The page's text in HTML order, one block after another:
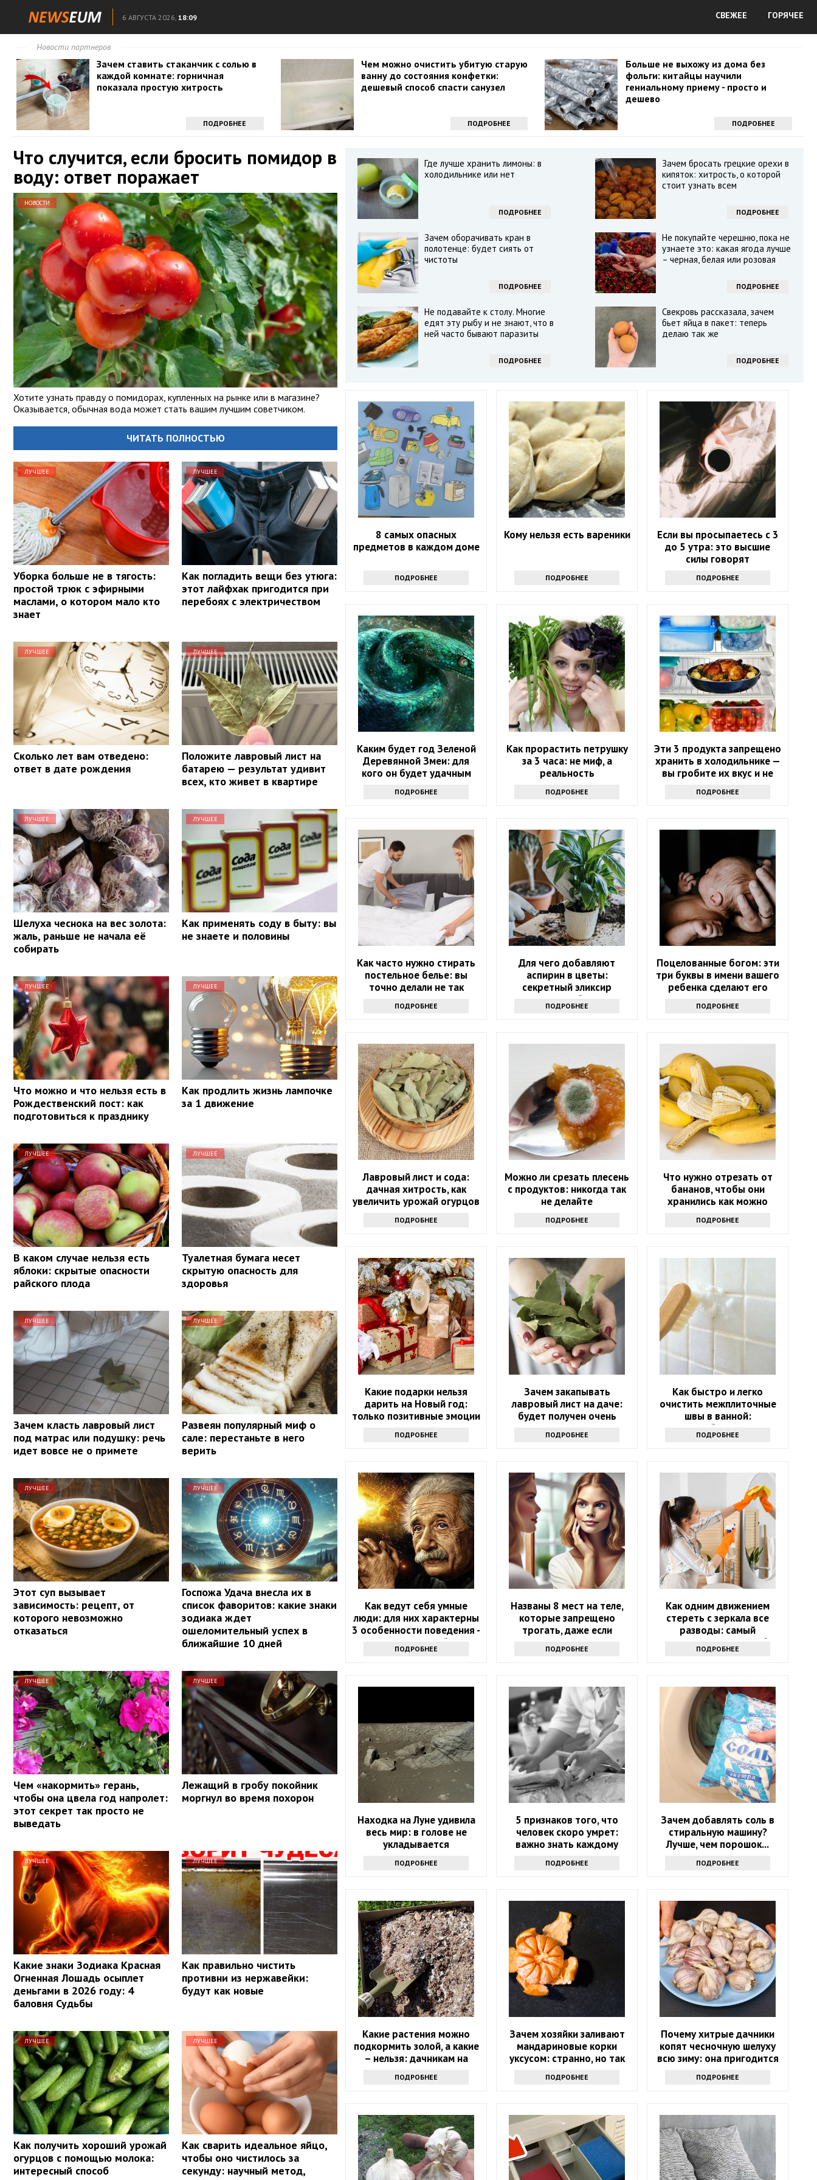
6 АВГУСТА 2026, 18:09 СВЕЖЕЕ ГОРЯЧЕЕ
Новости партнеров
Зачем ставить стаканчик с солью в
каждой комнате: горничная
показала простую хитрость
ПОДРОБНЕЕ
Чем можно очистить убитую старую
ванну до состояния конфетки:
дешевый способ спасти санузел
ПОДРОБНЕЕ
Больше не выхожу из дома без
фольги: китайцы научили
гениальному приему - просто и
дешево
ПОДРОБНЕЕ
Что случится, если бросить помидор в
воду: ответ поражает
НОВОСТИ
Хотите узнать правду о помидорах, купленных на рынке или в магазине?
Оказывается, обычная вода может стать вашим лучшим советчиком.
ЧИТАТЬ ПОЛНОСТЬЮ
ЛУЧШЕЕ
Уборка больше не в тягость:
простой трюк с эфирными
маслами, о котором мало кто
знает
ЛУЧШЕЕ
Как погладить вещи без утюга:
этот лайфхак пригодится при
перебоях с электричеством
ЛУЧШЕЕ
Сколько лет вам отведено:
ответ в дате рождения
ЛУЧШЕЕ
Положите лавровый лист на
батарею — результат удивит
всех, кто живет в квартире
ЛУЧШЕЕ
Шелуха чеснока на вес золота:
жаль, раньше не начала её
собирать
ЛУЧШЕЕ
Как применять соду в быту: вы
не знаете и половины
ЛУЧШЕЕ
Что можно и что нельзя есть в
Рождественский пост: как
подготовиться к празднику
ЛУЧШЕЕ
Как продлить жизнь лампочке
за 1 движение
ЛУЧШЕЕ
В каком случае нельзя есть
яблоки: скрытые опасности
райского плода
ЛУЧШЕЕ
Туалетная бумага несет
скрытую опасность для
здоровья
ЛУЧШЕЕ
Зачем класть лавровый лист
под матрас или подушку: речь
идет вовсе не о примете
ЛУЧШЕЕ
Развеян популярный миф о
сале: перестаньте в него
верить
ЛУЧШЕЕ
Этот суп вызывает
зависимость: рецепт, от
которого невозможно
отказаться
ЛУЧШЕЕ
Госпожа Удача внесла их в
список фаворитов: какие знаки
зодиака ждет
ошеломительный успех в
ближайшие 10 дней
ЛУЧШЕЕ
Чем «накормить» герань,
чтобы она цвела год напролет:
этот секрет так просто не
выведать
ЛУЧШЕЕ
Лежащий в гробу покойник
моргнул во время похорон
ЛУЧШЕЕ
Какие знаки Зодиака Красная
Огненная Лошадь осыплет
деньгами в 2026 году: 4
баловня Судьбы
ЛУЧШЕЕ
Как правильно чистить
противни из нержавейки:
будут как новые
ЛУЧШЕЕ
Как получить хороший урожай
огурцов с помощью молока:
интересный способ
ЛУЧШЕЕ
Как сварить идеальное яйцо,
чтобы оно чистилось за
секунду: научный метод,
Где лучше хранить лимоны: в
холодильнике или нет
ПОДРОБНЕЕ
Зачем бросать грецкие орехи в
кипяток: хитрость, о которой
стоит узнать всем
ПОДРОБНЕЕ
Зачем оборачивать кран в
полотенце: будет сиять от
чистоты
ПОДРОБНЕЕ
Не покупайте черешню, пока не
узнаете это: какая ягода лучше
– черная, белая или розовая
ПОДРОБНЕЕ
Не подавайте к столу. Многие
едят эту рыбу и не знают, что в
ней часто бывают паразиты
ПОДРОБНЕЕ
Свекровь рассказала, зачем
бьет яйца в пакет: теперь
делаю так же
ПОДРОБНЕЕ
8 самых опасных
предметов в каждом доме
ПОДРОБНЕЕ
Кому нельзя есть вареники
ПОДРОБНЕЕ
Если вы просыпаетесь с 3
до 5 утра: это высшие
силы говорят
ПОДРОБНЕЕ
Каким будет год Зеленой
Деревянной Змеи: для
кого он будет удачным
ПОДРОБНЕЕ
Как прорастить петрушку
за 3 часа: не миф, а
реальность
ПОДРОБНЕЕ
Эти 3 продукта запрещено
хранить в холодильнике —
вы гробите их вкус и не
ПОДРОБНЕЕ
Как часто нужно стирать
постельное белье: вы
точно делали не так
ПОДРОБНЕЕ
Для чего добавляют
аспирин в цветы:
секретный эликсир
долголетия букетов
ПОДРОБНЕЕ
Поцелованные богом: эти
три буквы в имени вашего
ребенка сделают его
ПОДРОБНЕЕ
Лавровый лист и сода:
дачная хитрость, как
увеличить урожай огурцов
ПОДРОБНЕЕ
Можно ли срезать плесень
с продуктов: никогда так
не делайте
ПОДРОБНЕЕ
Что нужно отрезать от
бананов, чтобы они
хранились как можно
маленькая хитрость
ПОДРОБНЕЕ
Какие подарки нельзя
дарить на Новый год:
только позитивные эмоции
ПОДРОБНЕЕ
Зачем закапывать
лавровый лист на даче:
будет получен очень
интересный результат
ПОДРОБНЕЕ
Как быстро и легко
очистить межплиточные
швы в ванной:
понадобится соль
ПОДРОБНЕЕ
Как ведут себя умные
люди: для них характерны
3 особенности поведения -
проверьте себя
ПОДРОБНЕЕ
Названы 8 мест на теле,
которые запрещено
трогать, даже если
ПОДРОБНЕЕ
Как одним движением
стереть с зеркала все
разводы: самый
эффективный способ
ПОДРОБНЕЕ
Находка на Луне удивила
весь мир: в голове не
укладывается
ПОДРОБНЕЕ
5 признаков того, что
человек скоро умрет:
важно знать каждому
ПОДРОБНЕЕ
Зачем добавлять соль в
стиральную машину?
Лучше, чем порошок...
ПОДРОБНЕЕ
Какие растения можно
подкормить золой, а какие
– нельзя: дачникам на
ПОДРОБНЕЕ
Зачем хозяйки заливают
мандариновые корки
уксусом: странно, но так
ПОДРОБНЕЕ
Почему хитрые дачники
копят чесночную шелуху
всю зиму: она пригодится
весной
ПОДРОБНЕЕ